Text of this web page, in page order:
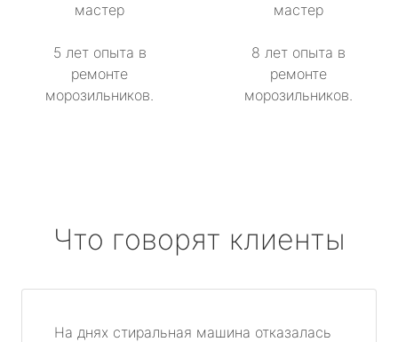
мастер
5 лет опыта в
ремонте
морозильников.
мастер
8 лет опыта в
ремонте
морозильников.
Что говорят клиенты
На днях стиральная машина отказалась